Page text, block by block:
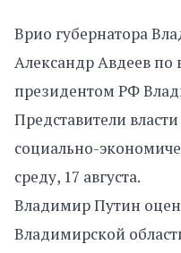
Врио губернатора
Александр Авдеев по
президентом РФ
Представители
социально-
среду, 17 августа.
Владимир Путин
Владимирской